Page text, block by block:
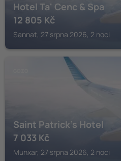
Hotel Ta' Cenc & Spa
12 805 Kč
Sannat, 27 srpna 2026, 2 noci
Saint Patrick's Hotel
7 033 Kč
Munxar, 27 srpna 2026, 2 noci